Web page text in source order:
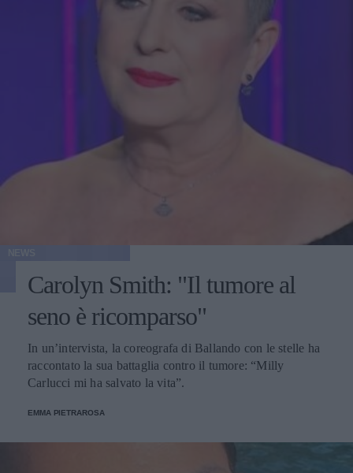
Carolyn Smith: "Il tumore al
seno è ricomparso"
In un’intervista, la coreografa di Ballando con le stelle ha
raccontato la sua battaglia contro il tumore: “Milly
Carlucci mi ha salvato la vita”.
EMMA PIETRAROSA